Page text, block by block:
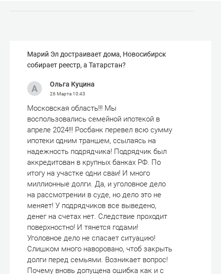
Марий Эл достраивает дома, Новосибирск
собирает реестр, а Татарстан?
Ольга Куцина
26 Марта10:43
Московская область!!! Мы
воспользовались семейной ипотекой в
апреле 2024!!! Росбанк перевел всю сумму
ипотеки одним траншем, ссылаясь на
надежность подрядчика! Подрядчик был
аккредитован в крупных банках РФ. По
итогу на участке одни сваи! И много
миллионные долги. Да, и уголовное дело
на рассмотрении в суде, но дело это не
меняет! У подрядчиков все выведено,
денег на счетах нет. Следствие проходит
поверхностно! И тянется годами!
Уголовное дело не спасает ситуацию!
Слишком много наворовано, чтоб закрыть
долги перед семьями. Возникает вопрос!
Почему вновь допущена ошибка как и с